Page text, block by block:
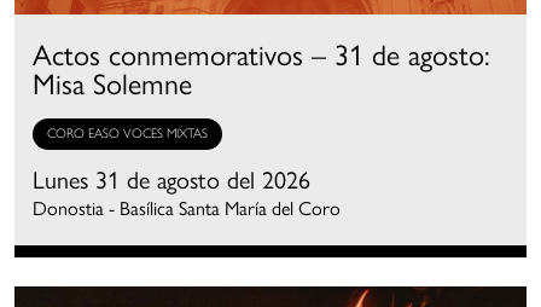
Actos conmemorativos – 31 de agosto:
Misa Solemne
CORO EASO VOCES MIXTAS
Lunes 31 de agosto del 2026
Donostia - Basílica Santa María del Coro